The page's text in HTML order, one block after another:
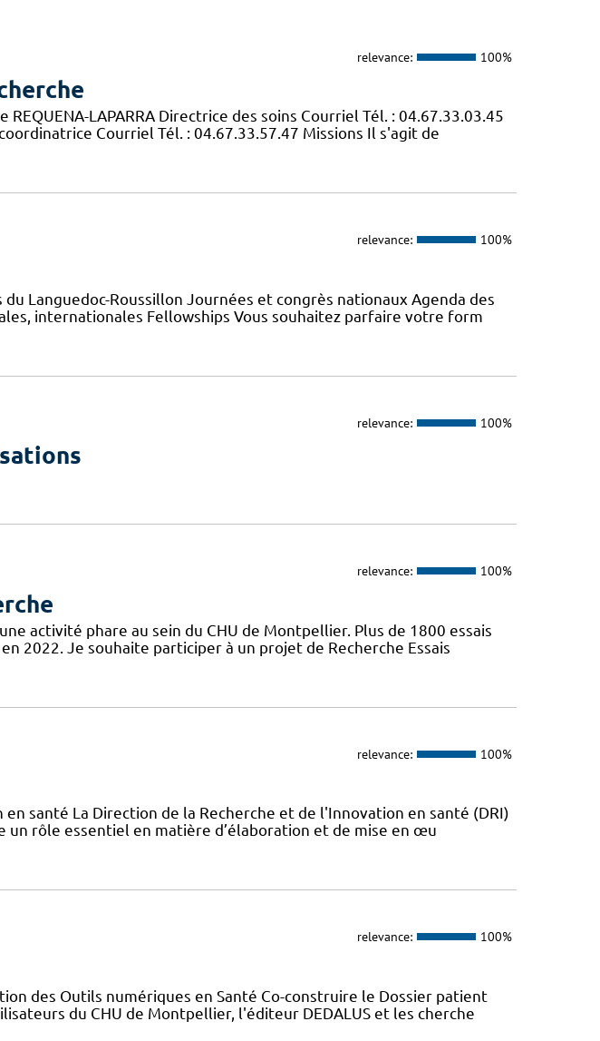
relevance: 100%
LAPARRA Directrice des soins Courriel Tél. : 04.67.33.03.45
Courriel Tél. : 04.67.33.57.47 Missions Il s'agit de
relevance: 100%
Languedoc-Roussillon Journées et congrès nationaux Agenda des
internationales Fellowships Vous souhaitez parfaire votre form
relevance: 100%
relevance: 100%
activité phare au sein du CHU de Montpellier. Plus de 1800 essais
2022. Je souhaite participer à un projet de Recherche Essais
relevance: 100%
santé La Direction de la Recherche et de l'Innovation en santé (DRI)
un rôle essentiel en matière d’élaboration et de mise en œu
relevance: 100%
des Outils numériques en Santé Co-construire le Dossier patient
du CHU de Montpellier, l'éditeur DEDALUS et les cherche